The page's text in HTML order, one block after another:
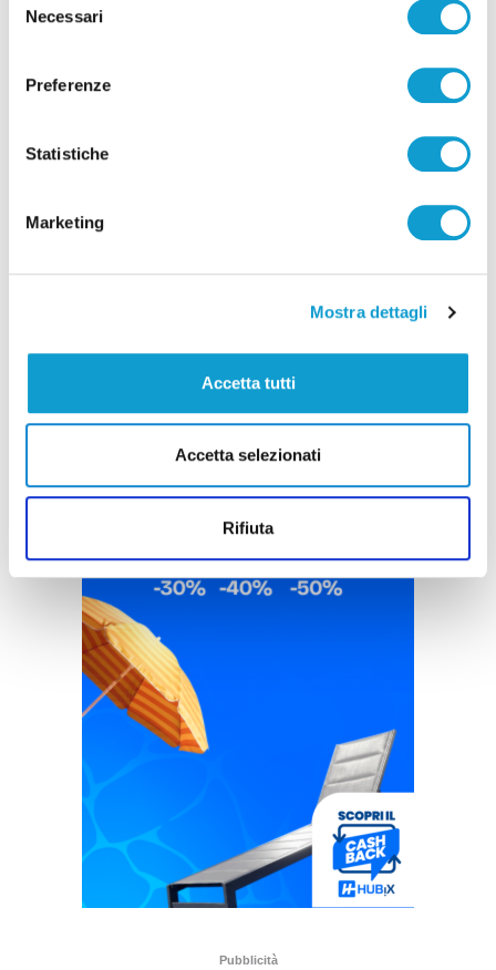
delNecessari
Preferenze
Statistiche
Marketing
Mostra dettagli
Accetta tutti
Accetta selezionati
Rifiuta
di Pierluigi Dorotei
Pubblicità